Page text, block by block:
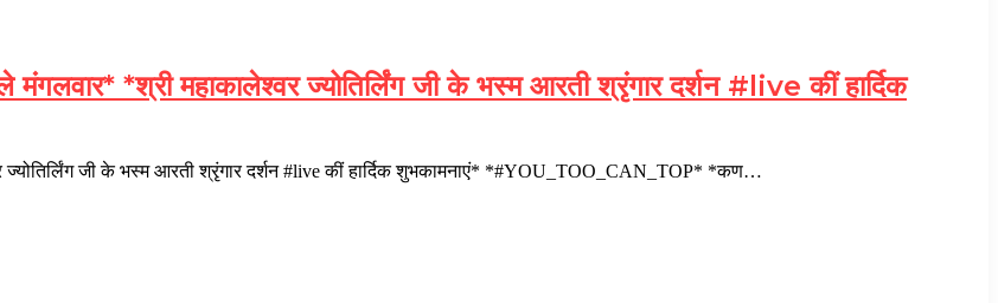
*श्री महाकालेश्वर ज्योतिर्लिंग जी के भस्म आरती श्रृंगार दर्शन #live कीं हार्दिक
जी के भस्म आरती श्रृंगार दर्शन #live कीं हार्दिक शुभकामनाएं* *#YOU_TOO_CAN_TOP* *कण…